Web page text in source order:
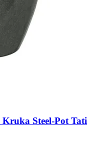
Kruka Steel-​Pot Tati